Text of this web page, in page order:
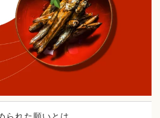
られた願いとは